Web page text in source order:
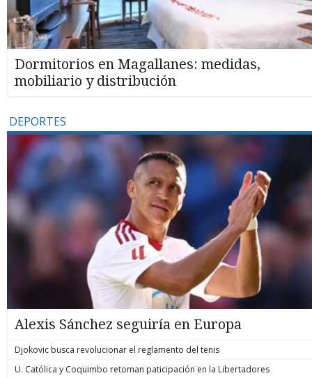
Dormitorios en Magallanes: medidas,
mobiliario y distribución
DEPORTES
Alexis Sánchez seguiría en Europa
Djokovic busca revolucionar el reglamento del tenis
U. Católica y Coquimbo retoman paticipación en la Libertadores